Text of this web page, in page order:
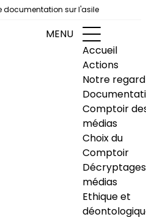
documentation sur l'asile
MENU
Accueil
Actions
Notre regard
Comptoir
médias
Choix du
Comptoir
Décryptages
médias
Ethique et